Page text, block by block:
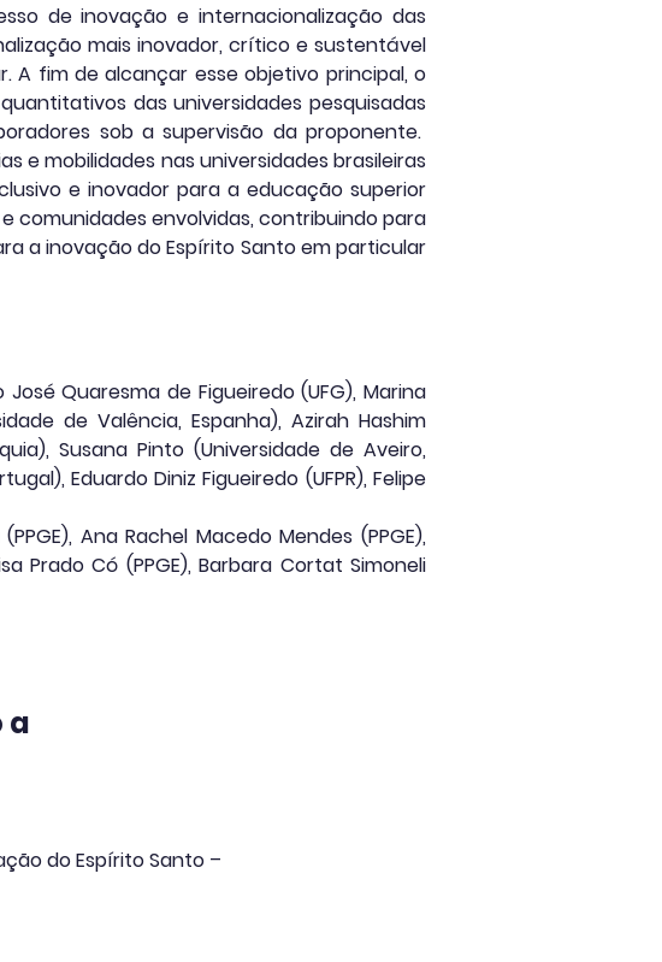
de inovação e internacionalização das
mais inovador, crítico e sustentável
A fim de alcançar esse objetivo principal, o
das universidades pesquisadas
sob a supervisão da proponente.
e mobilidades nas universidades brasileiras
e inovador para a educação superior
comunidades envolvidas, contribuindo para
a inovação do Espírito Santo em particular
José Quaresma de Figueiredo (UFG), Marina
de Valência, Espanha), Azirah Hashim
Susana Pinto (Universidade de Aveiro,
Eduardo Diniz Figueiredo (UFPR), Felipe
Ana Rachel Macedo Mendes (PPGE),
Prado Có (PPGE), Barbara Cortat Simoneli
a
do Espírito Santo –